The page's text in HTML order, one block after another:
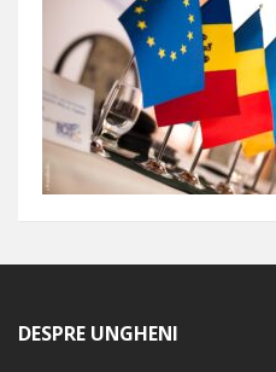
DESPRE UNGHENI